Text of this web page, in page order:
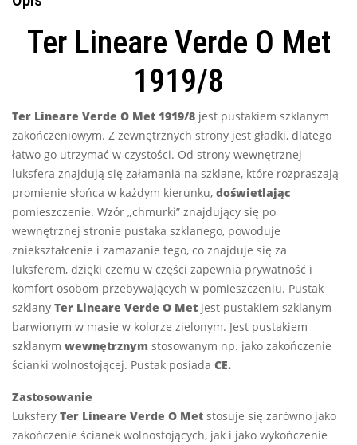
Ter Lineare Verde O Met
1919/8
Ter Lineare Verde O Met 1919/8 jest pustakiem szklanym
zakończeniowym. Z zewnętrznych strony jest gładki, dlatego
łatwo go utrzymać w czystości. Od strony wewnętrznej
luksfera znajdują się załamania na szklane, które rozpraszają
promienie słońca w każdym kierunku, doświetlając
pomieszczenie. Wzór „chmurki” znajdujący się po
wewnętrznej stronie pustaka szklanego, powoduje
zniekształcenie i zamazanie tego, co znajduje się za
luksferem, dzięki czemu w części zapewnia prywatność i
komfort osobom przebywających w pomieszczeniu. Pustak
szklany Ter Lineare Verde O Met jest pustakiem szklanym
barwionym w masie w kolorze zielonym. Jest pustakiem
szklanym wewnętrznym stosowanym np. jako zakończenie
ścianki wolnostojącej. Pustak posiada CE.
Zastosowanie
Luksfery Ter Lineare Verde O Met stosuje się zarówno jako
zakończenie ścianek wolnostojących, jak i jako wykończenie